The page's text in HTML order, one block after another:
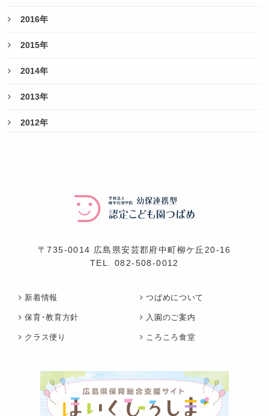
2016年
2015年
2014年
2013年
2012年
〒735-0014 広島県安芸郡府中町柳ケ丘20-16
TEL.082-508-0012
新着情報 つばめについて
保育･教育方針 入園のご案内
クラス便り ころころ食堂